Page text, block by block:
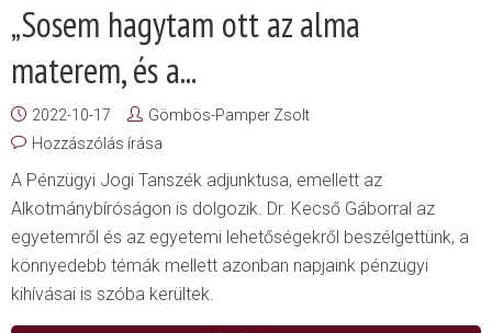
„Sosem hagytam ott az alma
materem, és a...
2022-10-17
Gömbös-Pamper Zsolt
Hozzászólás írása
A Pénzügyi Jogi Tanszék adjunktusa, emellett az
Alkotmánybíróságon is dolgozik. Dr. Kecső Gáborral az
egyetemről és az egyetemi lehetőségekről beszélgettünk, a
könnyedebb témák mellett azonban napjaink pénzügyi
kihívásai is szóba kerültek.